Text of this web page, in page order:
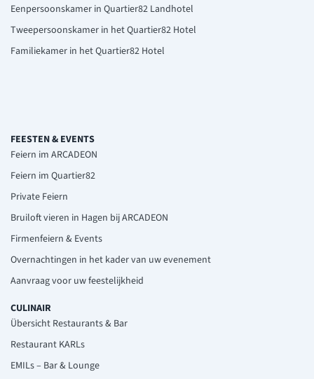
Eenpersoonskamer in Quartier82 Landhotel
Tweepersoonskamer in het Quartier82 Hotel
Familiekamer in het Quartier82 Hotel
FEESTEN & EVENTS
Feiern im ARCADEON
Feiern im Quartier82
Private Feiern
Bruiloft vieren in Hagen bij ARCADEON
Firmenfeiern & Events
Overnachtingen in het kader van uw evenement
Aanvraag voor uw feestelijkheid
CULINAIR
Übersicht Restaurants & Bar
Restaurant KARLs
EMILs – Bar & Lounge